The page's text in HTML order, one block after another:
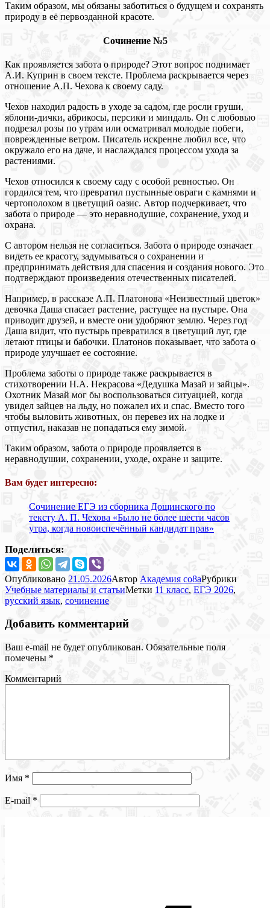
Таким образом, мы обязаны заботиться о будущем и сохранять
природу в её первозданной красоте.
Сочинение №5
Как проявляется забота о природе? Этот вопрос поднимает
А.И. Куприн в своем тексте. Проблема раскрывается через
отношение А.П. Чехова к своему саду.
Чехов находил радость в уходе за садом, где росли груши,
яблони-дички, абрикосы, персики и миндаль. Он с любовью
подрезал розы по утрам или осматривал молодые побеги,
поврежденные ветром. Писатель искренне любил все, что
окружало его на даче, и наслаждался процессом ухода за
растениями.
Чехов относился к своему саду с особой ревностью. Он
гордился тем, что превратил пустынные овраги с камнями и
чертополохом в цветущий оазис. Автор подчеркивает, что
забота о природе — это неравнодушие, сохранение, уход и
охрана.
С автором нельзя не согласиться. Забота о природе означает
видеть ее красоту, задумываться о сохранении и
предпринимать действия для спасения и создания нового. Это
подтверждают произведения отечественных писателей.
Например, в рассказе А.П. Платонова «Неизвестный цветок»
девочка Даша спасает растение, растущее на пустыре. Она
приводит друзей, и вместе они удобряют землю. Через год
Даша видит, что пустырь превратился в цветущий луг, где
летают птицы и бабочки. Платонов показывает, что забота о
природе улучшает ее состояние.
Проблема заботы о природе также раскрывается в
стихотворении Н.А. Некрасова «Дедушка Мазай и зайцы».
Охотник Мазай мог бы воспользоваться ситуацией, когда
увидел зайцев на льду, но пожалел их и спас. Вместо того
чтобы выловить животных, он перевез их на лодке и
отпустил, наказав не попадаться ему зимой.
Таким образом, забота о природе проявляется в
неравнодушии, сохранении, уходе, охране и защите.
Вам будет интересно:
Сочинение ЕГЭ из сборника Дощинского по
тексту А. П. Чехова «Было не более шести часов
утра, когда новоиспечённый кандидат прав»
Поделиться:
Опубликовано 21.05.2026Автор Академия co8aРубрики
Учебные материалы и статьиМетки 11 класс, ЕГЭ 2026,
русский язык, сочинение
Добавить комментарий
Ваш e-mail не будет опубликован. Обязательные поля
помечены *
Комментарий
Имя *
E-mail *